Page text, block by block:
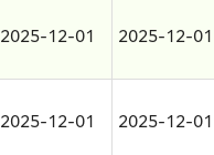
2025-12-01 2025-12-01
2025-12-01 2025-12-01